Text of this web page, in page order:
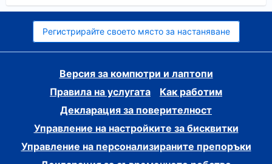
Регистрирайте своето място за настаняване
Версия за компютри и лаптопи
Правила на услугата
Как работим
Декларация за поверителност
Управление на настройките за бисквитки
Управление на персонализираните препоръки